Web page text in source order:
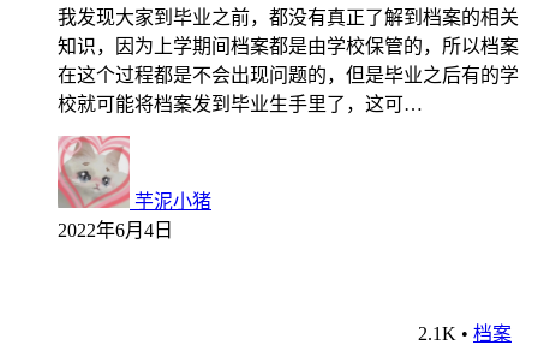
我发现大家到毕业之前，都没有真正了解到档案的相关
知识，因为上学期间档案都是由学校保管的，所以档案
在这个过程都是不会出现问题的，但是毕业之后有的学
校就可能将档案发到毕业生手里了，这可…
芋泥小猪
2022年6月4日
2.1K • 档案